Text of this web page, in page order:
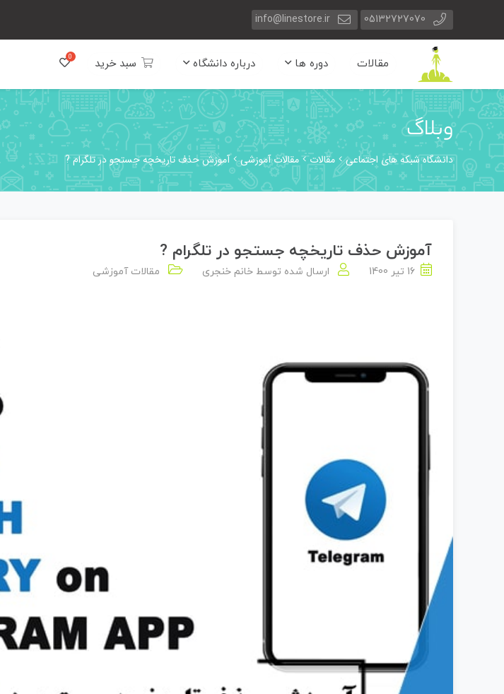
05132727070
info@linestore.ir
مقالات دوره ها درباره دانشگاه سبد خرید
وبلاگ
دانشگاه شبکه های اجتماعی مقالات مقالات آموزشی آموزش حذف تاریخچه جستجو در تلگرام ?
آموزش حذف تاریخچه جستجو در تلگرام ?
16 تیر 1400 ارسال شده توسط خانم خنجری مقالات آموزشی